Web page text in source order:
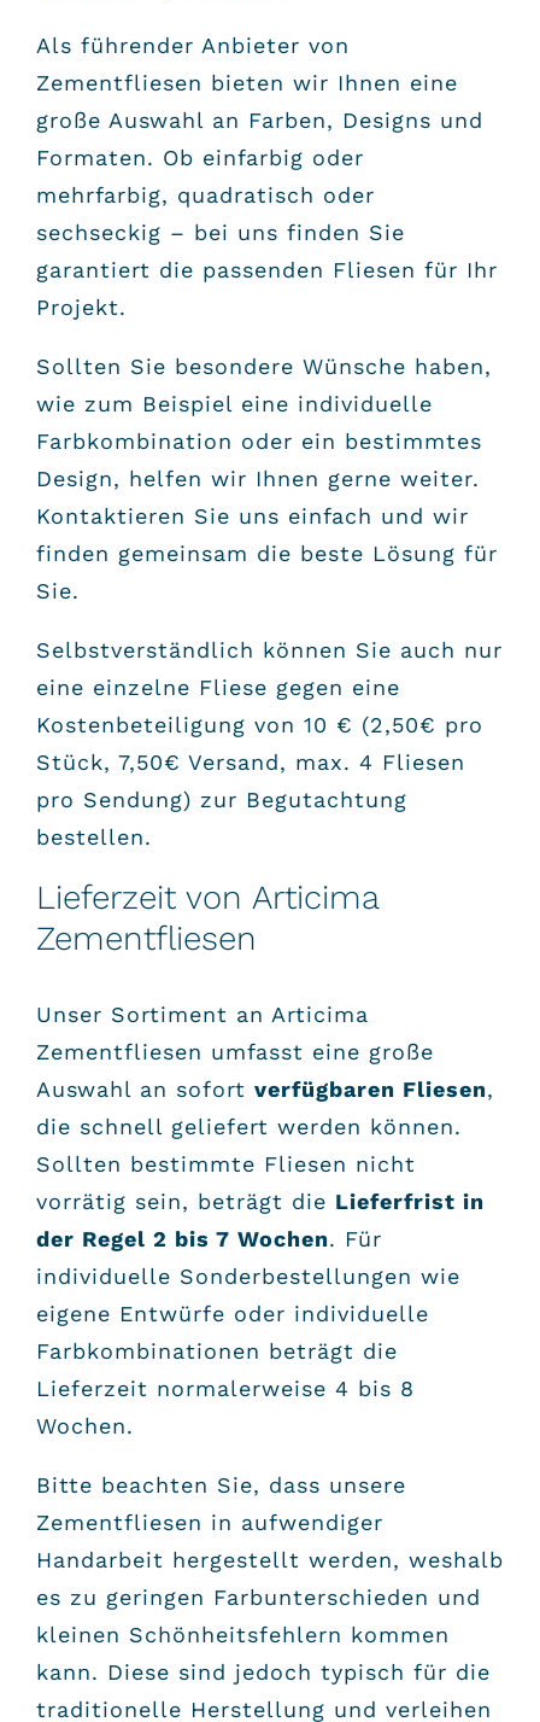
Als führender Anbieter von
Zementfliesen bieten wir Ihnen eine
große Auswahl an Farben, Designs und
Formaten. Ob einfarbig oder
mehrfarbig, quadratisch oder
sechseckig – bei uns finden Sie
garantiert die passenden Fliesen für Ihr
Projekt.
Sollten Sie besondere Wünsche haben,
wie zum Beispiel eine individuelle
Farbkombination oder ein bestimmtes
Design, helfen wir Ihnen gerne weiter.
Kontaktieren Sie uns einfach und wir
finden gemeinsam die beste Lösung für
Sie.
Selbstverständlich können Sie auch nur
eine einzelne Fliese gegen eine
Kostenbeteiligung von 10 € (2,50€ pro
Stück, 7,50€ Versand, max. 4 Fliesen
pro Sendung) zur Begutachtung
bestellen.
Lieferzeit von Articima
Zementfliesen
Unser Sortiment an Articima
Zementfliesen umfasst eine große
Auswahl an sofort verfügbaren Fliesen,
die schnell geliefert werden können.
Sollten bestimmte Fliesen nicht
vorrätig sein, beträgt die Lieferfrist in
der Regel 2 bis 7 Wochen. Für
individuelle Sonderbestellungen wie
eigene Entwürfe oder individuelle
Farbkombinationen beträgt die
Lieferzeit normalerweise 4 bis 8
Wochen.
Bitte beachten Sie, dass unsere
Zementfliesen in aufwendiger
Handarbeit hergestellt werden, weshalb
es zu geringen Farbunterschieden und
kleinen Schönheitsfehlern kommen
kann. Diese sind jedoch typisch für die
traditionelle Herstellung und verleihen